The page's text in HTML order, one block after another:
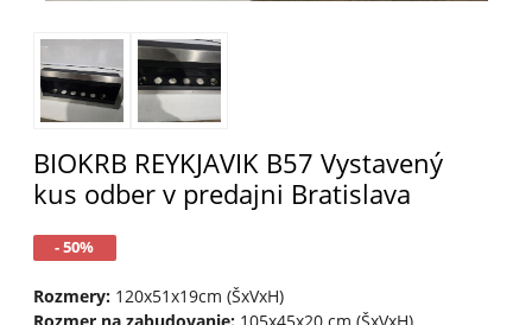
BIOKRB REYKJAVIK B57 Vystavený
kus odber v predajni Bratislava
- 50%
Rozmery:120x51x19cm (ŠxVxH)